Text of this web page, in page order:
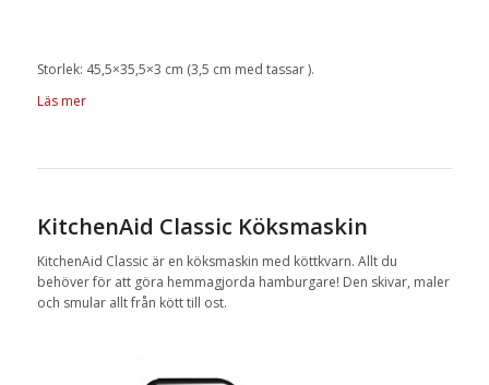
Storlek: 45,5×35,5×3 cm (3,5 cm med tassar ).
Läs mer
KitchenAid Classic Köksmaskin
KitchenAid Classic är en köksmaskin med köttkvarn. Allt du
behöver för att göra hemmagjorda hamburgare! Den skivar, maler
och smular allt från kött till ost.